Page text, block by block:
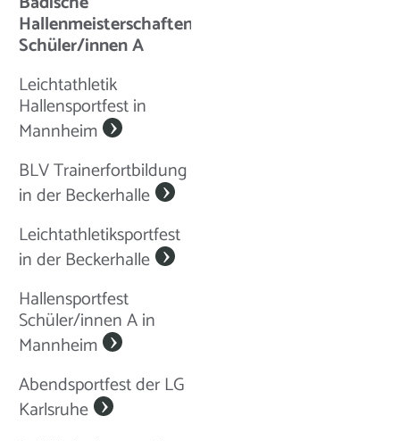
Hallenmeisterschaften
Schüler/innen A
Leichtathletik
Hallensportfest in
Mannheim
BLV Trainerfortbildung
in der Beckerhalle
Leichtathletiksportfest
in der Beckerhalle
Hallensportfest
Schüler/innen A in
Mannheim
Abendsportfest der LG
Karlsruhe